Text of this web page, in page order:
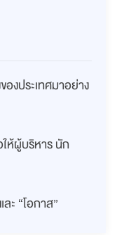
งประเทศมาอย่าง
ห้ผู้บริหาร นัก
ะ “โอกาส”